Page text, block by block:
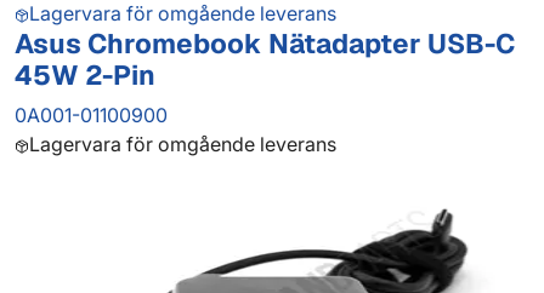
Lagervara för omgående leverans
Asus Chromebook Nätadapter USB-C
45W 2-Pin
0A001-01100900
Lagervara för omgående leverans